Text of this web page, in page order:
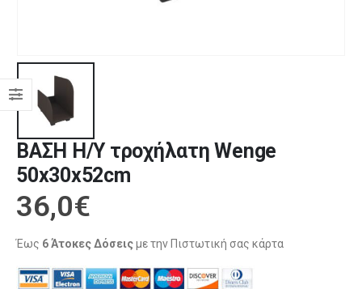
ΒΑΣΗ Η/Υ τροχήλατη Wenge
50x30x52cm
36,0€
Έως 6 Άτοκες Δόσειςμε την Πιστωτική σας κάρτα